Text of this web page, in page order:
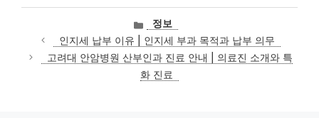
카
테
고
리
정보
인지세 납부 이유 | 인지세 부과 목적과 납부 의무
고려대 안암병원 산부인과 진료 안내 | 의료진 소개와 특
화 진료